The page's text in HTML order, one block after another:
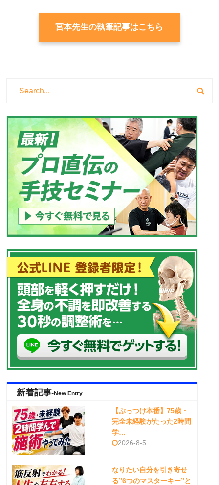
宮本先生の執筆記事はこちら
新着記事-New Entry
【ぶっつけ本番】75歳・
完全未経験がたった2時間
学…
2026-8-5
なりたい自分を引き寄せ
る”6つのマスターキー”と